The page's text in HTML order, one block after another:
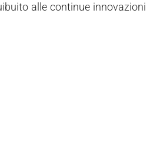
alle continue innovazioni